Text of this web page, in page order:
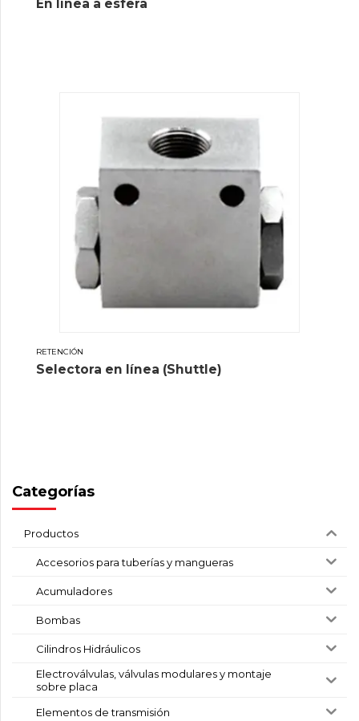
En línea a esfera
RETENCIÓN
Selectora en línea (Shuttle)
Categorías
Productos
Accesorios para tuberías y mangueras
Acumuladores
Bombas
Cilindros Hidráulicos
Electroválvulas, válvulas modulares y montaje
sobre placa
Elementos de transmisión